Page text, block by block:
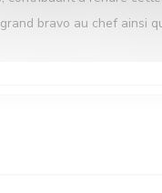
bravo au chef ainsi